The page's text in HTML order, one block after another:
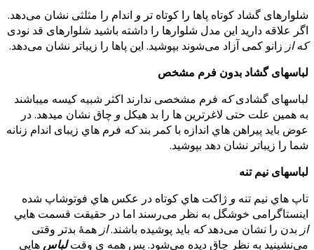
شلوارهای گشاد کوتاه پاها را کوتاه تر و اندام را مثلثی نشان می‌دهد.
اگر علاقه دارید این مدل شلوارها را داشته باشید شلوارهای قد نودی
که از زانو کمی آزاد می‌شوند بپوشید. این پاها را زیباتر نشان می‌دهد.
لباسهای گشاد بدون فرم مشخص
لباسهای گشادیکه فرم مشخصی ندارند اکثر شبیه کیسه میباشند
به همین علت حتی لاغرترین ها را بد هیکل و چاق نشان میدهد. در
عوض باید پیراهن هاي اندازه با کمر بندکه فرم هاي زیبای اندام زنانه
شما را زیباتر نشان دهد بپوشید.
لباسهای نیم تنه
تاپ هاي نیم تنه و ژاکت هاي کوتاه در عکس هاي فوتوشاپ شده
اینستاگرامی خوشگل به نظر می‌رسند اما در حقیقت قسمت هایي
از بدن را نشان می‌دهدکه باید پوشیده باشند.از همۀ بدتر وقتی
می‌نشینید به نظر چاق دیده می‌شود. پس همه ي وقتلباس هایي